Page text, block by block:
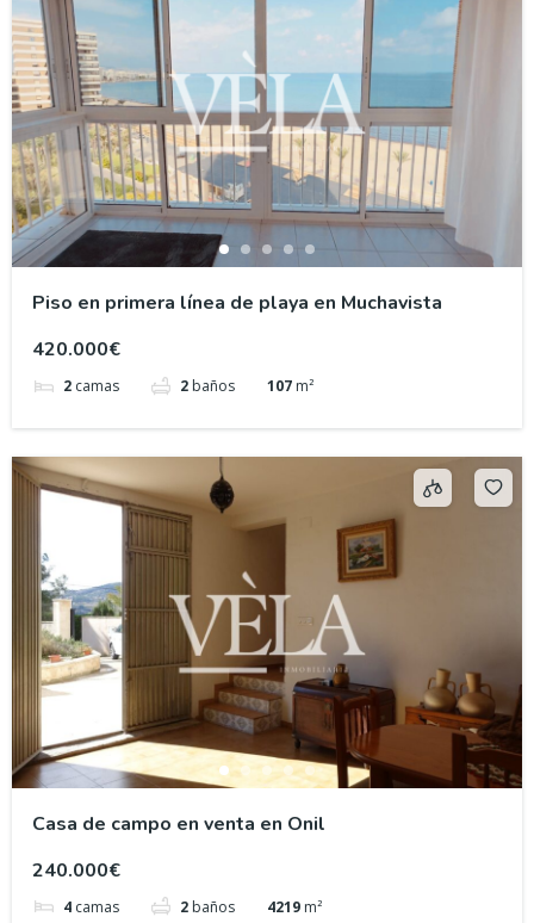
Piso en primera línea de playa en Muchavista
420.000€
2 camas 2 baños 107 m²
Casa de campo en venta en Onil
240.000€
4 camas 2 baños 4219 m²